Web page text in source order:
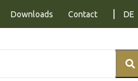
Downloads Contact DE